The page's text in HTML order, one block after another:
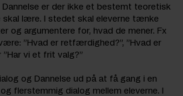
Dannelse er der ikke et bestemt teoretisk
skal lære. I stedet skal eleverne tænke
og argumentere for, hvad de mener. Fx
”Hvad er retfærdighed?”, ”Hvad er
”Har vi et frit valg?”
og Dannelse ud på at få gang i en
flerstemmig dialog mellem eleverne. I